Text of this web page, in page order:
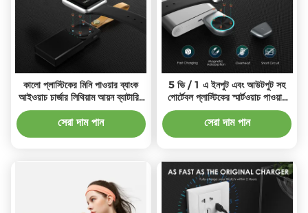
কালো প্লাস্টিকের মিনি পাওয়ার ব্যাংক
আইওয়াচ চার্জার লিথিয়াম আয়ন ব্যাটারির
সাথে সর্বজনীন সামঞ্জস্য
সেরা দাম পান
5 ভি / 1 এ ইনপুট এবং আউটপুট সহ
পোর্টেবল প্লাস্টিকের স্মার্টওয়াচ পাওয়ার
ব্যাংক
সেরা দাম পান